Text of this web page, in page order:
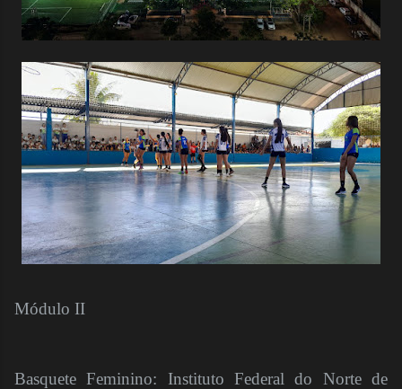
Módulo II
Basquete Feminino: Instituto Federal do Norte de